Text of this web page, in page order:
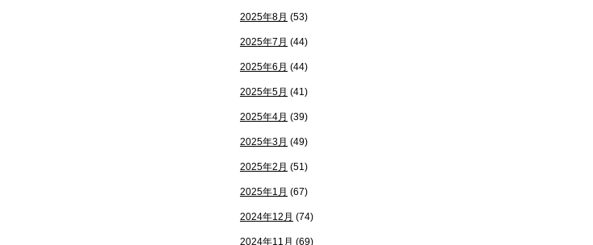
2025年8月 (53)
2025年7月 (44)
2025年6月 (44)
2025年5月 (41)
2025年4月 (39)
2025年3月 (49)
2025年2月 (51)
2025年1月 (67)
2024年12月 (74)
2024年11月 (69)